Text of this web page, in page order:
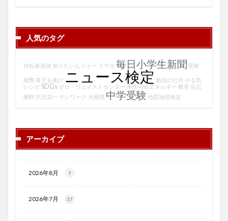
人気のタグ
自転車保険 知りたいんジャー スマホ 毎日小学生新聞 受験
紙幣 青天を衝け ニュース検定 勉強の仕方 やる気
レシピ SDGs ゼロ・ウェイストセンター 再生可能エネルギー 教育 化石
燃料 渋沢栄一 テレワーク 大相撲 中学受験 地図地理検定
アーカイブ
2026年8月 7
2026年7月 37